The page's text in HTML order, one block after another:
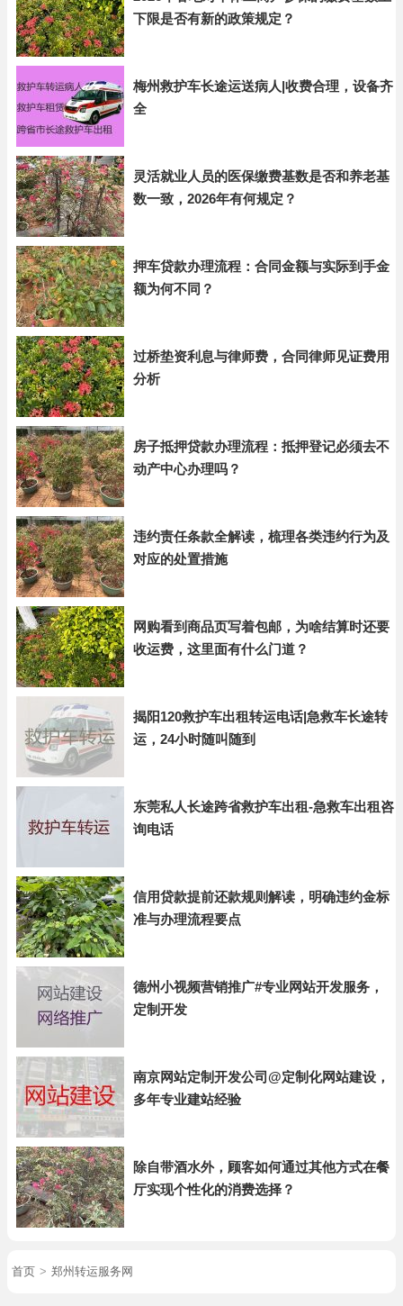
下限是否有新的政策规定？
梅州救护车长途运送病人|收费合理，设备齐
全
灵活就业人员的医保缴费基数是否和养老基
数一致，2026年有何规定？
押车贷款办理流程：合同金额与实际到手金
额为何不同？
过桥垫资利息与律师费，合同律师见证费用
分析
房子抵押贷款办理流程：抵押登记必须去不
动产中心办理吗？
违约责任条款全解读，梳理各类违约行为及
对应的处置措施
网购看到商品页写着包邮，为啥结算时还要
收运费，这里面有什么门道？
揭阳120救护车出租转运电话|急救车长途转
运，24小时随叫随到
东莞私人长途跨省救护车出租-急救车出租咨
询电话
信用贷款提前还款规则解读，明确违约金标
准与办理流程要点
德州小视频营销推广#专业网站开发服务，
定制开发
南京网站定制开发公司@定制化网站建设，
多年专业建站经验
除自带酒水外，顾客如何通过其他方式在餐
厅实现个性化的消费选择？
首页 > 郑州转运服务网